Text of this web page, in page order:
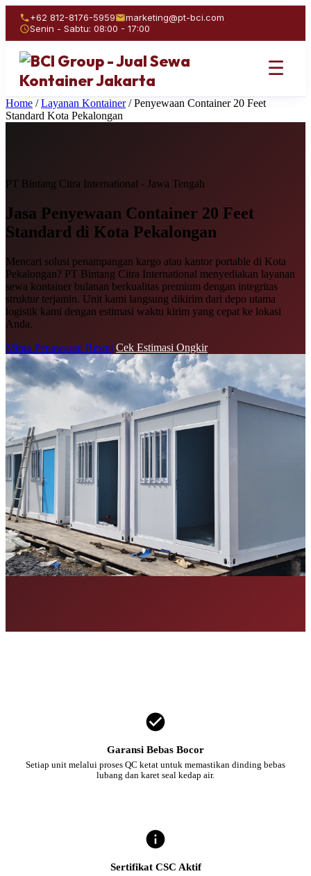
+62 812-8176-5959
marketing@pt-bci.com
Senin - Sabtu: 08:00 - 17:00
☰
Home / Layanan Kontainer / Penyewaan Container 20 Feet
Standard Kota Pekalongan
PT Bintang Citra International - Jawa Tengah
Jasa Penyewaan Container 20 Feet
Standard di Kota Pekalongan
Mencari solusi penampangan kargo atau kantor portable di Kota
Pekalongan? PT Bintang Citra International menyediakan layanan
sewa kontainer bulanan berkualitas premium dengan integritas
struktur terjamin. Unit kami langsung dikirim dari depo utama
logistik kami dengan estimasi waktu kirim yang cepat ke lokasi
Anda.
Minta Penawaran Resmi Cek Estimasi Ongkir
Garansi Bebas Bocor
Setiap unit melalui proses QC ketat untuk memastikan dinding bebas
lubang dan karet seal kedap air.
Sertifikat CSC Aktif